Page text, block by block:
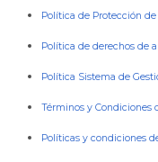
Política de Protección de
Política de derechos de
Política Sistema de
Términos y Condiciones
Políticas y condiciones